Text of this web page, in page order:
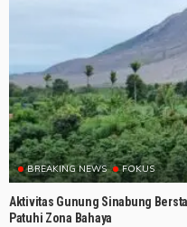
BREAKING NEWS FOKUS
Aktivitas Gunung Sinabung
Patuhi Zona Bahaya